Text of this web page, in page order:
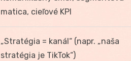
matica, cieľové KPI
„Stratégia = kanál“ (napr. „naša
stratégia je TikTok“)